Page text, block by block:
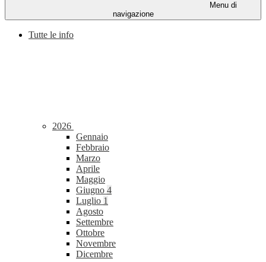
Menu di
navigazione
Tutte le info
2026
Gennaio
Febbraio
Marzo
Aprile
Maggio
Giugno 4
Luglio 1
Agosto
Settembre
Ottobre
Novembre
Dicembre